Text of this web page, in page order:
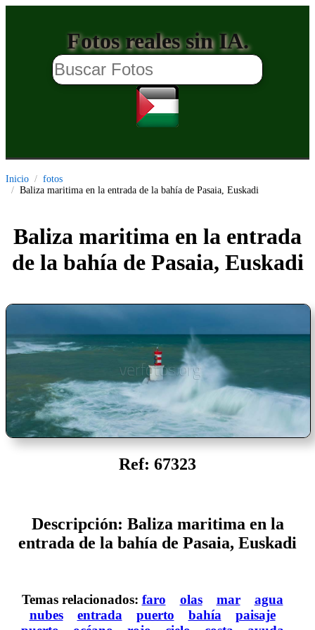
Fotos reales sin IA.
Inicio
fotos
Baliza maritima en la entrada de la bahía de Pasaia, Euskadi
Baliza maritima en la entrada
de la bahía de Pasaia, Euskadi
Ref: 67323
Descripción: Baliza maritima en la
entrada de la bahía de Pasaia, Euskadi
Temas relacionados: faro olas mar
agua
nubes
entrada puerto bahía
paisaje